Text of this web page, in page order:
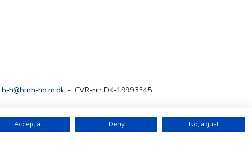
b-h@buch-holm.dk- CVR-nr.: DK-19993345
Accept all Deny No, adjust